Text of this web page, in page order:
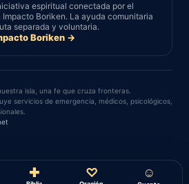
✚ ♡ ☺
espiritual conectada por el
Boriken. La ayuda comunitaria
separada y voluntaria.
Boriken →
isla, una fe que cruza fronteras.
servicios de emergencia, médicos, psicológicos,